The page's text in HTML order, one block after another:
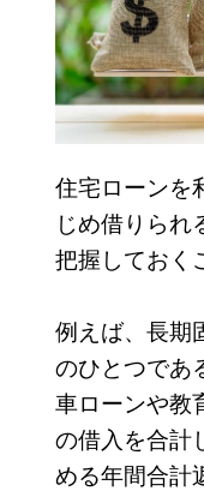
住宅ローンを
じめ借りられ
把握しておく
例えば、長期
のひとつであ
車ローンや教
の借入を合計
める年間合計